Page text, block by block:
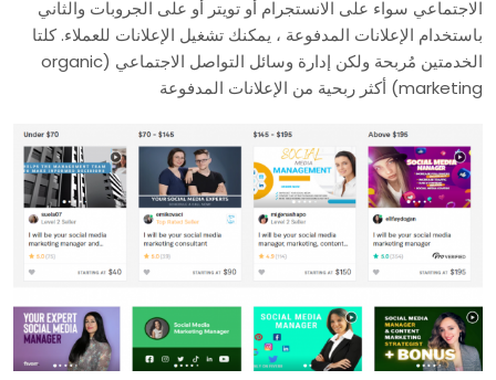
الاجتماعي سواء على الانستجرام أو تويتر أو على الجروبات والثاني
باستخدام الإعلانات المدفوعة ، يمكنك تشغيل الإعلانات للعملاء. كلتا
الخدمتين مُربحة ولكن إدارة وسائل التواصل الاجتماعي (organic
marketing) أكثر ربحية من الإعلانات المدفوعة